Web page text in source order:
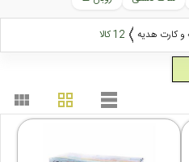
و کارت هدیه 12 کالا
view_module grid_view table_rows